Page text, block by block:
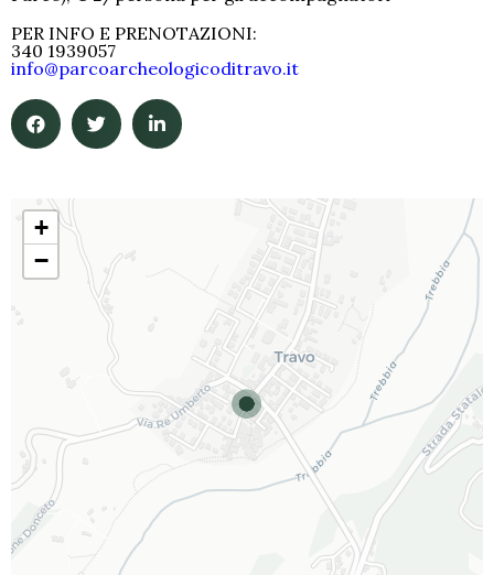
PER INFO E PRENOTAZIONI:
340 1939057
info@parcoarcheologicoditravo.it
+
−